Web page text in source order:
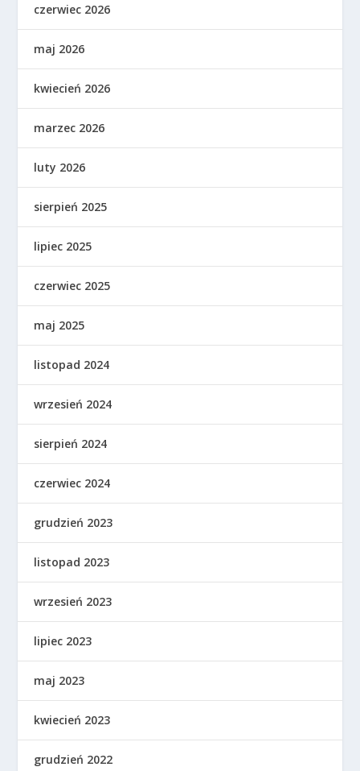
czerwiec 2026
maj 2026
kwiecień 2026
marzec 2026
luty 2026
sierpień 2025
lipiec 2025
czerwiec 2025
maj 2025
listopad 2024
wrzesień 2024
sierpień 2024
czerwiec 2024
grudzień 2023
listopad 2023
wrzesień 2023
lipiec 2023
maj 2023
kwiecień 2023
grudzień 2022